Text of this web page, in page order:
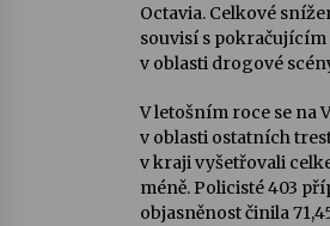
Octavia. Celkové
souvisí s
v oblasti drogové
V letošním roce se na
v oblasti ostatních
v kraji vyšetřovali
méně. Policisté 403
objasněnost činila